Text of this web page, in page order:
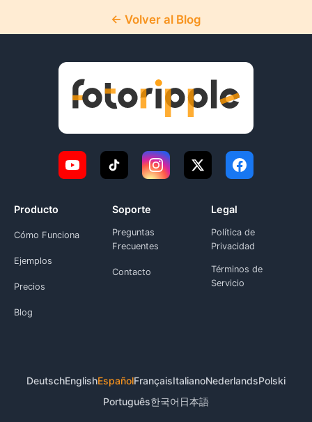
← Volver al Blog
Producto
Cómo Funciona
Ejemplos
Precios
Blog
Soporte
Preguntas
Frecuentes
Contacto
Legal
Política de
Privacidad
Términos de
Servicio
DeutschEnglishEspañolFrançaisItalianoNederlandsPolski
Português한국어 日本語